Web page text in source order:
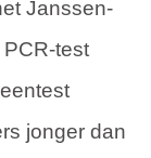
Janssen-
test
jonger dan